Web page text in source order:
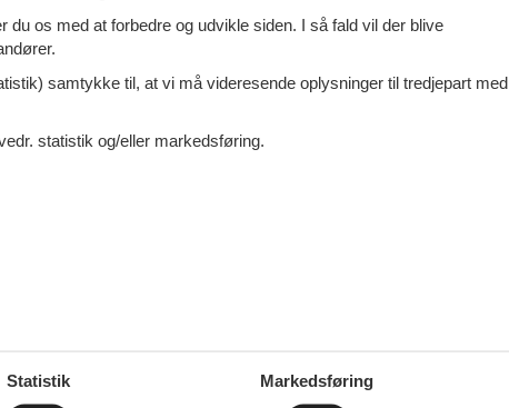
os med at forbedre og udvikle siden. I så fald vil der blive
samtykke til, at vi må videresende oplysninger til tredjepart med
statistik og/eller markedsføring.
Statistik Markedsføring